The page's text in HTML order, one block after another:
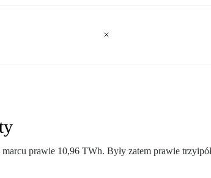
prawie 10,96 TWh. Były zatem prawie